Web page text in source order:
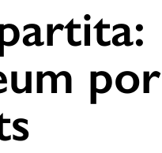
por